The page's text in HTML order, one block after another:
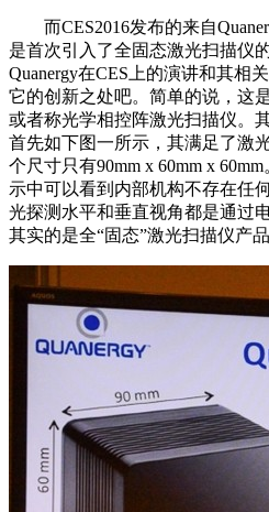
而CES2016发布的来自
是首次引入了全固态激光扫描仪
Quanergy在CES上的演讲和其相
它的创新之处吧。简单的说，这
或者称光学相控阵激光扫描仪。
首先如下图一所示，其满足了激
个尺寸只有90mm x 60mm x
示中可以看到内部机构不存在任
光探测水平和垂直视角都是通过
其实的是全“固态”激光扫描仪产品